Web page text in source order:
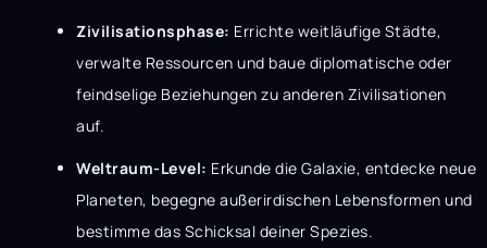
Zivilisationsphase: Errichte weitläufige Städte,
verwalte Ressourcen und baue diplomatische oder
feindselige Beziehungen zu anderen Zivilisationen
auf.
Weltraum-Level: Erkunde die Galaxie, entdecke neue
Planeten, begegne außerirdischen Lebensformen und
bestimme das Schicksal deiner Spezies.